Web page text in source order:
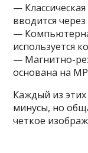
—
вводится через
—
используется
— Магнитно-
основана на
Каждый из
минусы, но
четкое